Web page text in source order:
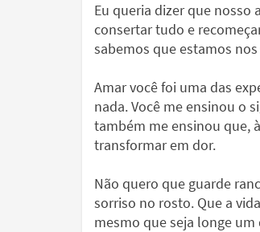
Eu queria dizer que
consertar tudo e
sabemos que estamos
Amar você foi uma das
nada. Você me ensinou o
também me ensinou que,
transformar em dor.
Não quero que guarde
sorriso no rosto. Que a
mesmo que seja longe